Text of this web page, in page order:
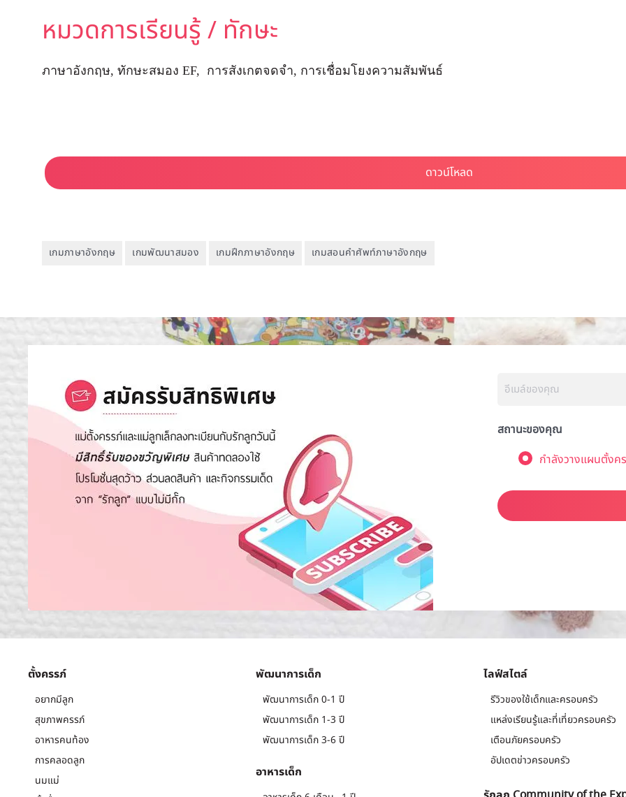
หมวดการเรียนรู้ / ทักษะ
ภาษาอังกฤษ, ทักษะสมอง EF, การสังเกตจดจำ, การเชื่อมโยงความสัมพันธ์
เกมภาษาอังกฤษ เกมพัฒนาสมอง เกมฝึกภาษาอังกฤษ เกมสอนคำศัพท์ภาษาอังกฤษ
สถานะของคุณ
กำลังวางแผนตั้งค
ตั้งครรภ์
อยากมีลูก
สุขภาพครรภ์
อาหารคนท้อง
การคลอดลูก
นมแม่
พัฒนาการเด็ก
พัฒนาการเด็ก 0-1 ปี
พัฒนาการเด็ก 1-3 ปี
พัฒนาการเด็ก 3-6 ปี
อาหารเด็ก
ไลฟ์สไตล์
รีวิวของใช้เด็กและครอบครัว
แหล่งเรียนรู้และที่เที่ยวครอบครัว
เตือนภัยครอบครัว
อัปเดตข่าวครอบครัว